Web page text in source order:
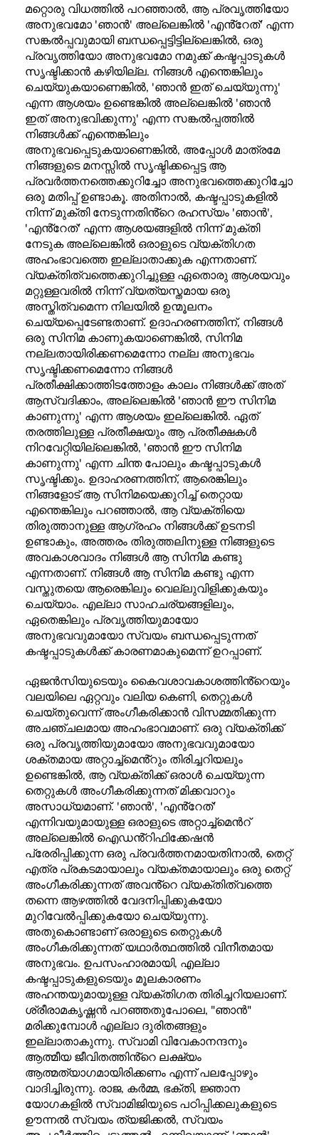
മറ്റൊരു വിധത്തിൽ പറഞ്ഞാൽ, ആ പ്രവൃത്തിയോ
അനുഭവമോ 'ഞാൻ' അല്ലെങ്കിൽ 'എൻ്റേത്' എന്ന
സങ്കൽപ്പവുമായി ബന്ധപ്പെട്ടിട്ടില്ലെങ്കിൽ, ഒരു
പ്രവൃത്തിയോ അനുഭവമോ നമുക്ക് കഷ്ടപ്പാടുകൾ
സൃഷ്ടിക്കാൻ കഴിയില്ല. നിങ്ങൾ എന്തെങ്കിലും
ചെയ്യുകയാണെങ്കിൽ, 'ഞാൻ ഇത് ചെയ്യുന്നു'
എന്ന ആശയം ഉണ്ടെങ്കിൽ അല്ലെങ്കിൽ 'ഞാൻ
ഇത് അനുഭവിക്കുന്നു' എന്ന സങ്കൽപ്പത്തിൽ
നിങ്ങൾക്ക് എന്തെങ്കിലും
അനുഭവപ്പെടുകയാണെങ്കിൽ, അപ്പോൾ മാത്രമേ
നിങ്ങളുടെ മനസ്സിൽ സൃഷ്ടിക്കപ്പെട്ട ആ
പ്രവർത്തനത്തെക്കുറിച്ചോ അനുഭവത്തെക്കുറിച്ചോ
ഒരു മതിപ്പ് ഉണ്ടാകൂ. അതിനാൽ, കഷ്ടപ്പാടുകളിൽ
നിന്ന് മുക്തി നേടുന്നതിൻ്റെ രഹസ്യം 'ഞാൻ',
'എൻ്റേത്' എന്ന ആശയങ്ങളിൽ നിന്ന് മുക്തി
നേടുക അല്ലെങ്കിൽ ഒരാളുടെ വ്യക്തിഗത
അഹംഭാവത്തെ ഇല്ലാതാക്കുക എന്നതാണ്.
വ്യക്തിത്വത്തെക്കുറിച്ചുള്ള ഏതൊരു ആശയവും
മറ്റുള്ളവരിൽ നിന്ന് വ്യത്യസ്തമായ ഒരു
അസ്തിത്വമെന്ന നിലയിൽ ഉന്മൂലനം
ചെയ്യപ്പെടേണ്ടതാണ്. ഉദാഹരണത്തിന്, നിങ്ങൾ
ഒരു സിനിമ കാണുകയാണെങ്കിൽ, സിനിമ
നല്ലതായിരിക്കണമെന്നോ നല്ല അനുഭവം
സൃഷ്ടിക്കണമെന്നോ നിങ്ങൾ
പ്രതീക്ഷിക്കാത്തിടത്തോളം കാലം നിങ്ങൾക്ക് അത്
ആസ്വദിക്കാം, അല്ലെങ്കിൽ 'ഞാൻ ഈ സിനിമ
കാണുന്നു' എന്ന ആശയം ഇല്ലെങ്കിൽ. ഏത്
തരത്തിലുള്ള പ്രതീക്ഷയും ആ പ്രതീക്ഷകൾ
നിറവേറ്റിയില്ലെങ്കിൽ, 'ഞാൻ ഈ സിനിമ
കാണുന്നു' എന്ന ചിന്ത പോലും കഷ്ടപ്പാടുകൾ
സൃഷ്ടിക്കും. ഉദാഹരണത്തിന്, ആരെങ്കിലും
നിങ്ങളോട് ആ സിനിമയെക്കുറിച്ച് തെറ്റായ
എന്തെങ്കിലും പറഞ്ഞാൽ, ആ വ്യക്തിയെ
തിരുത്താനുള്ള ആഗ്രഹം നിങ്ങൾക്ക് ഉടനടി
ഉണ്ടാകും, അത്തരം തിരുത്തലിനുള്ള നിങ്ങളുടെ
അവകാശവാദം നിങ്ങൾ ആ സിനിമ കണ്ടു
എന്നതാണ്. നിങ്ങൾ ആ സിനിമ കണ്ടു എന്ന
വസ്തുതയെ ആരെങ്കിലും വെല്ലുവിളിക്കുകയും
ചെയ്യാം. എല്ലാ സാഹചര്യങ്ങളിലും,
ഏതെങ്കിലും പ്രവൃത്തിയുമായോ
അനുഭവവുമായോ സ്വയം ബന്ധപ്പെടുന്നത്
കഷ്ടപ്പാടുകൾക്ക് കാരണമാകുമെന്ന് ഉറപ്പാണ്.
ഏജൻസിയുടെയും കൈവശാവകാശത്തിൻ്റെയും
വലയിലെ ഏറ്റവും വലിയ കെണി, തെറ്റുകൾ
ചെയ്തുവെന്ന് അംഗീകരിക്കാൻ വിസമ്മതിക്കുന്ന
അചഞ്ചലമായ അഹംഭാവമാണ്. ഒരു വ്യക്തിക്ക്
ഒരു പ്രവൃത്തിയുമായോ അനുഭവവുമായോ
ശക്തമായ അറ്റാച്ച്മെൻ്റും തിരിച്ചറിയലും
ഉണ്ടെങ്കിൽ, ആ വ്യക്തിക്ക് ഒരാൾ ചെയ്യുന്ന
തെറ്റുകൾ അംഗീകരിക്കുന്നത് മിക്കവാറും
അസാധ്യമാണ്. 'ഞാൻ', 'എൻ്റേത്'
എന്നിവയുമായുള്ള ഒരാളുടെ അറ്റാച്ച്മെൻറ്
അല്ലെങ്കിൽ ഐഡൻ്റിഫിക്കേഷൻ
പ്രേരിപ്പിക്കുന്ന ഒരു പ്രവർത്തനമായതിനാൽ, തെറ്റ്
എത്ര പ്രകടമായാലും വ്യക്തമായാലും ഒരു തെറ്റ്
അംഗീകരിക്കുന്നത് അവൻ്റെ വ്യക്തിത്വത്തെ
തന്നെ ആഴത്തിൽ വേദനിപ്പിക്കുകയോ
മുറിവേൽപ്പിക്കുകയോ ചെയ്യുന്നു.
അതുകൊണ്ടാണ് ഒരാളുടെ തെറ്റുകൾ
അംഗീകരിക്കുന്നത് യഥാർത്ഥത്തിൽ വിനീതമായ
അനുഭവം. ഉപസംഹാരമായി, എല്ലാ
കഷ്ടപ്പാടുകളുടെയും മൂലകാരണം
അഹന്തയുമായുള്ള വ്യക്തിഗത തിരിച്ചറിയലാണ്.
ശ്രീരാമകൃഷ്ണൻ പറഞ്ഞതുപോലെ, "ഞാൻ"
മരിക്കുമ്പോൾ എല്ലാ ദുരിതങ്ങളും
ഇല്ലാതാകുന്നു. സ്വാമി വിവേകാനന്ദനും
ആത്മീയ ജീവിതത്തിൻ്റെ ലക്ഷ്യം
ആത്മത്യാഗമായിരിക്കണം എന്ന് പലപ്പോഴും
വാദിച്ചിരുന്നു. രാജ, കർമ്മ, ഭക്തി, ജ്ഞാന
യോഗകളിൽ സ്വാമിജിയുടെ പഠിപ്പിക്കലുകളുടെ
ഊന്നൽ സ്വയം ത്യജിക്കൽ, സ്വയം